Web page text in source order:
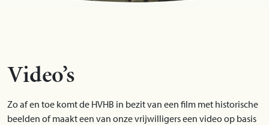
Video’s
Zo af en toe komt de HVHB in bezit van een film met historische
beelden of maakt een van onze vrijwilligers een video op basis